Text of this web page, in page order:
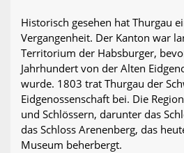
Historisch gesehen hat Thurgau
Vergangenheit. Der Kanton war
Territorium der Habsburger,
Jahrhundert von der Alten
wurde. 1803 trat Thurgau der
Eidgenossenschaft bei. Die
und Schlössern, darunter das
das Schloss Arenenberg, das
Museum beherbergt.